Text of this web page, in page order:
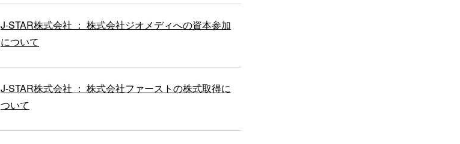
J-STAR株式会社 ： 株式会社ジオメディへの資本参加
について
J-STAR株式会社 ： 株式会社ファーストの株式取得に
ついて